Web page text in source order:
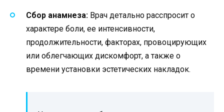
Сбор анамнеза: Врач детально расспросит о
характере боли, ее интенсивности,
продолжительности, факторах, провоцирующих
или облегчающих дискомфорт, а также о
времени установки эстетических накладок.